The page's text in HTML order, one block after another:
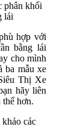
phân khối
lái
hợp với
bằng lái
cho mình
ba mẫu xe
Thị Xe
hãy liên
hơn.
các